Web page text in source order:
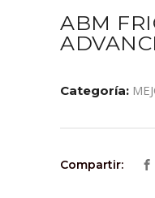
ABM
Categoría:
Compartir: